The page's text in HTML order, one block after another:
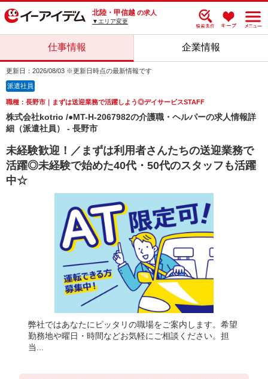
北陸・甲信越 の求人
▼エリア変更
仕事情報 企業情報
更新日：2026/08/03 ※更新日時点の最新情報です
派遣社員
職種：長野市｜まずは送迎業務で活躍しよう◎デイサービスSTAFF
株式会社kotrio /●MT-H-2067982の介護職・ヘルパーの求人情報詳
細（派遣社員） - 長野市
未経験歓迎！／まずは利用者さんたちの送迎業務で
活躍◎未経験で始めた40代・50代のスタッフも活躍
中☆
弊社ではあなたにピッタリの職場をご案内します。希望
勤務地や曜日・時間などお気軽にご相談ください。担
当...